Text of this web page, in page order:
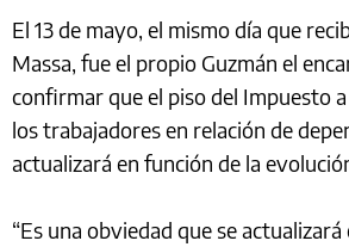
El 13 de mayo, el mismo día que
Massa, fue el propio Guzmán el
confirmar que el piso del Impuesto a
los trabajadores en relación de
actualizará en función de la
“Es una obviedad que se